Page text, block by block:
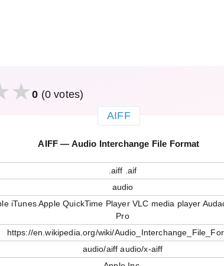
0 (0 votes)
AIFF
AIFF — Audio Interchange File Format
.aiff .aif
audio
iTunes Apple QuickTime Player VLC media player
Pro
https://en.wikipedia.org/wiki/
audio/aiff audio/x-aiff